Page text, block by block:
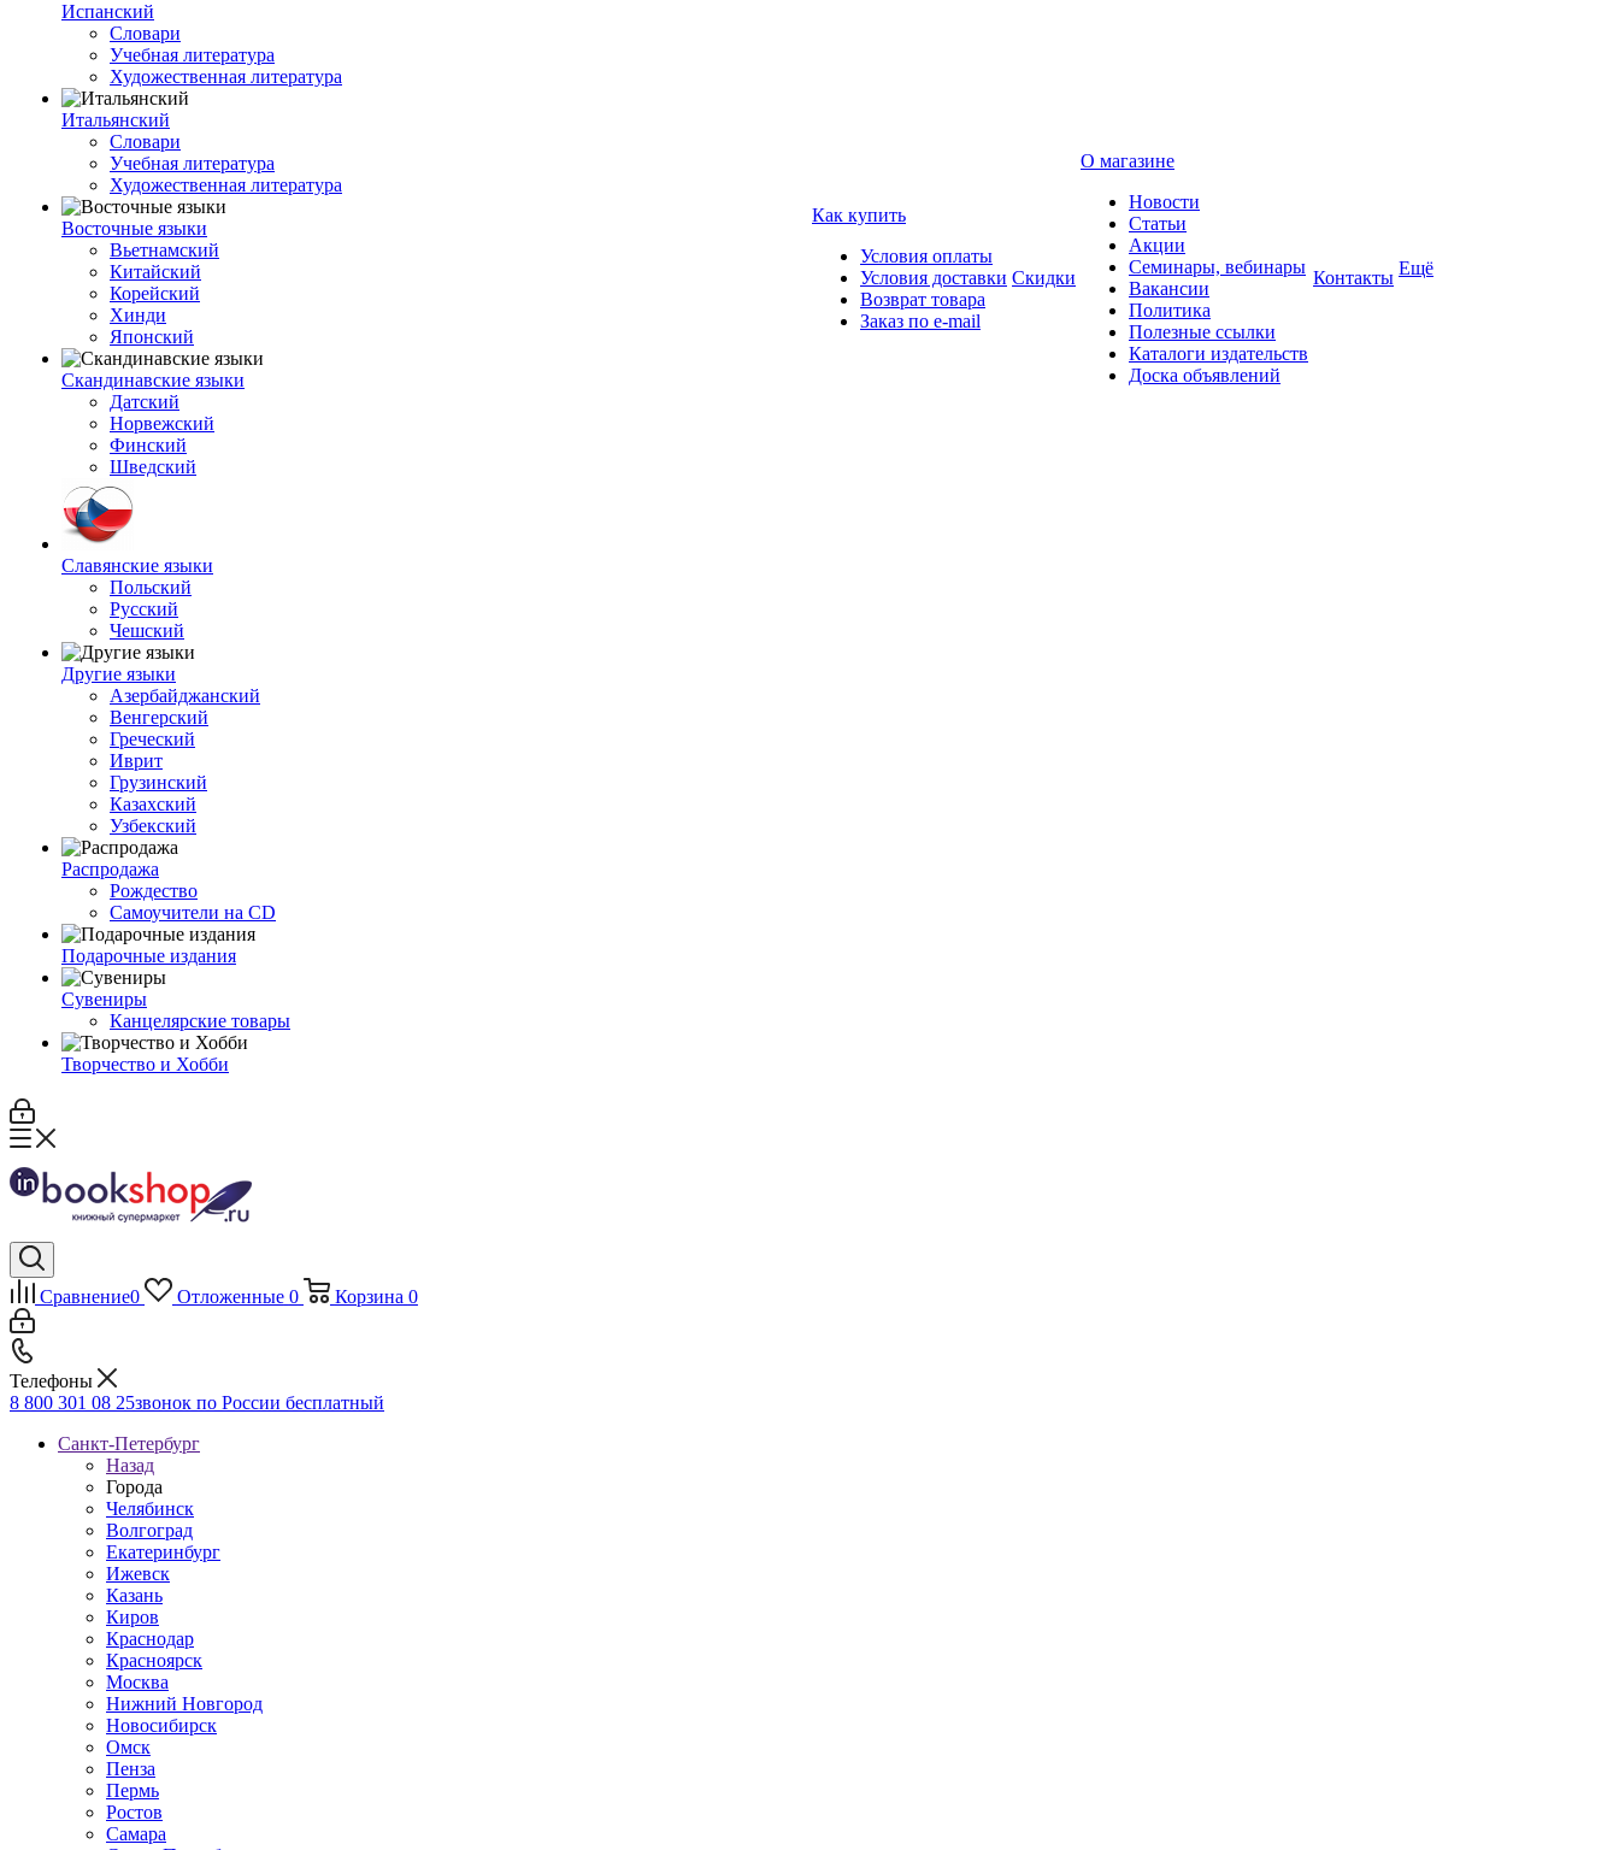
Испанский
Словари
Учебная литература
Художественная литература
Итальянский
Словари
Учебная литература
Художественная литература
Восточные языки
Вьетнамский
Китайский
Корейский
Хинди
Японский
Скандинавские языки
Датский
Норвежский
Финский
Шведский
Славянские языки
Польский
Русский
Чешский
Другие языки
Азербайджанский
Венгерский
Греческий
Иврит
Грузинский
Казахский
Узбекский
Распродажа
Рождество
Самоучители на CD
Подарочные издания
Сувениры
Канцелярские товары
Творчество и Хобби
Как купить
Условия оплаты
Условия доставки
Возврат товара
Заказ по e-mail
Скидки
О магазине
Новости
Статьи
Акции
Семинары, вебинары
Вакансии
Политика
Полезные ссылки
Каталоги издательств
Доска объявлений
Контакты Ещё
Сравнение0 Отложенные 0 Корзина 0
Телефоны
8 800 301 08 25звонок по России бесплатный
Санкт-Петербург
Назад
Города
Челябинск
Волгоград
Екатеринбург
Ижевск
Казань
Киров
Краснодар
Красноярск
Москва
Нижний Новгород
Новосибирск
Омск
Пенза
Пермь
Ростов
Самара